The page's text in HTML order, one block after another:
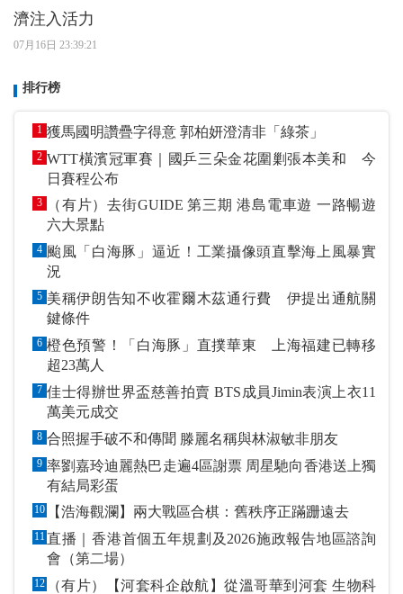
濟注入活力
07月16日 23:39:21
排行榜
1 獲馬國明讚疊字得意 郭柏妍澄清非「綠茶」
2 WTT橫濱冠軍賽｜國乒三朵金花圍剿張本美和 今
日賽程公布
3
（有片）去街GUIDE 第三期 港島電車遊 一路暢遊
六大景點
4 颱風「白海豚」逼近！工業攝像頭直擊海上風暴實
況
5 美稱伊朗告知不收霍爾木茲通行費 伊提出通航關
鍵條件
6 橙色預警！「白海豚」直撲華東 上海福建已轉移
超23萬人
7 佳士得辦世界盃慈善拍賣 BTS成員Jimin表演上衣11
萬美元成交
8 合照握手破不和傳聞 滕麗名稱與林淑敏非朋友
9 率劉嘉玲迪麗熱巴走遍4區謝票 周星馳向香港送上獨
有結局彩蛋
10 【浩海觀瀾】兩大戰區合棋：舊秩序正蹣跚遠去
11直播｜香港首個五年規劃及2026施政報告地區諮詢
會（第二場）
12
（有片）【河套科企啟航】從溫哥華到河套 生物科